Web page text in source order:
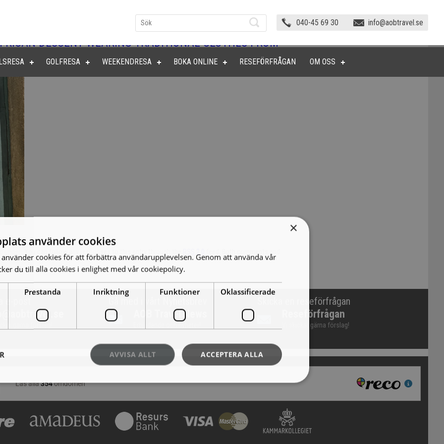
040-45 69 30 info@aobtravel.se
GOLFRESA WEEKENDRESA BOKA ONLINE RESEFÖRFRÅGAN OM OSS
DESCENT WEARING TRADITIONAL CLOTHES FROM
under . You can follow any responses to this entry through the
feed. Both comments and
post
AOB Travel News
Skicka en reseförfrågan
Reseförfrågan
Vi skickar gärna förslag!
×
använder cookies
cookies för att förbättra användarupplevelsen. Genom att använda vår
du till alla cookies i enlighet med vår cookiepolicy.
Prestanda Inriktning Funktioner Oklassificerade
ACCEPTERA ALLA
AVVISA ALLT